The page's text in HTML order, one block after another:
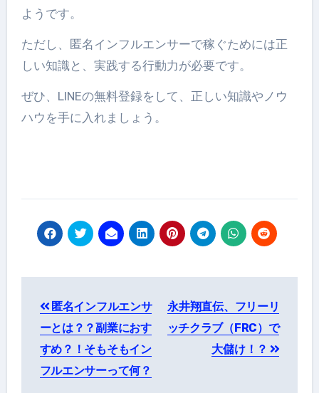
ようです。
ただし、匿名インフルエンサーで稼ぐためには正
しい知識と、実践する行動力が必要です。
ぜひ、LINEの無料登録をして、正しい知識やノウ
ハウを手に入れましょう。
稿
ナ
ビ
匿名インフルエンサ
ーとは？？副業におす
すめ？！そもそもイン
フルエンサーって何？
永井翔直伝、フリーリ
ッチクラブ（FRC）で
大儲け！？